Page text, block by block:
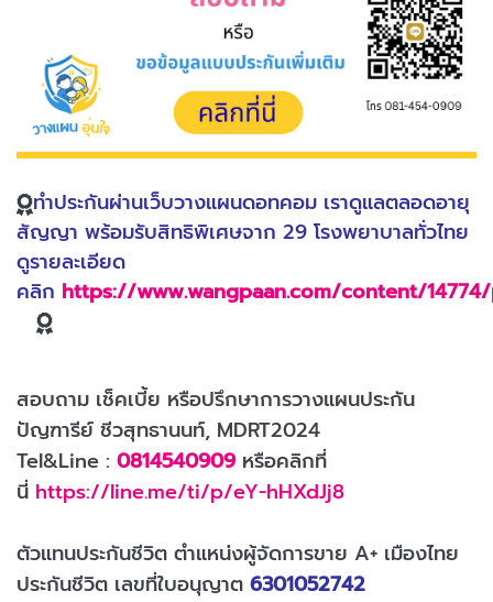
ทำประกันผ่านเว็บวางแผนดอทคอม เราดูแลตลอดอายุ
สัญญา พร้อมรับสิทธิพิเศษจาก 29 โรงพยาบาลทั่วไทย
ดูรายละเอียด
คลิก https://www.wangpaan.com/content/
สอบถาม เช็คเบี้ย หรือปรึกษาการวางแผนประกัน
ปัญฑารีย์ ชีวสุทธานนท์, MDRT2024
Tel&Line : 0814540909 หรือคลิกที่
นี่ https://line.me/ti/p/eY-hHXdJj8
ตัวแทนประกันชีวิต ตำแหน่งผู้จัดการขาย A+ เมืองไทย
ประกันชีวิต เลขที่ใบอนุญาต 6301052742